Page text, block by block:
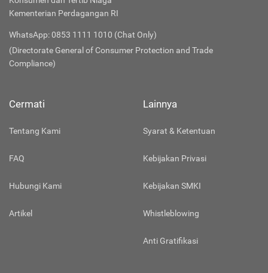
Kementerian Perdagangan RI
WhatsApp: 0853 1111 1010 (Chat Only)
(Directorate General of Consumer Protection and Trade
Compliance)
Cermati
Tentang Kami
FAQ
Hubungi Kami
Artikel
Lainnya
Syarat & Ketentuan
Kebijakan Privasi
Kebijakan SMKI
Whistleblowing
Anti Gratifikasi